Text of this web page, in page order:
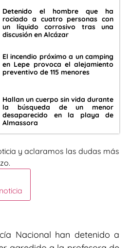
Detenido el hombre que ha
rociado a cuatro personas con
un líquido corrosivo tras una
discusión en Alcázar
El incendio próximo a un camping
en Lepe provoca el alejamiento
preventivo de 115 menores
Hallan un cuerpo sin vida durante
la búsqueda de un menor
desaparecido en la playa de
Almassora
y aclaramos las dudas más
Nacional han detenido a